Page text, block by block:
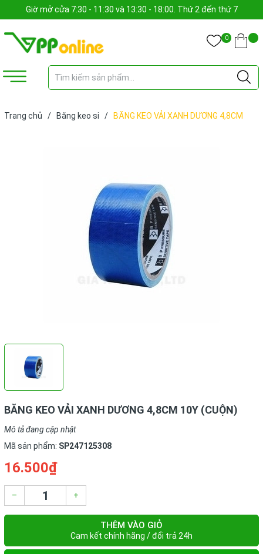
Giờ mở cửa 7:30 - 11:30 và 13:30 - 18:00. Thứ 2 đến thứ 7
0
Trang chủ / Băng keo si /
BĂNG KEO VẢI XANH DƯƠNG 4,8CM
BĂNG KEO VẢI XANH DƯƠNG 4,8CM 10Y (CUỘN)
Mô tả đang cập nhật
Mã sản phẩm: SP247125308
16.500₫
– +
THÊM VÀO GIỎ
Cam kết chính hãng / đổi trả 24h